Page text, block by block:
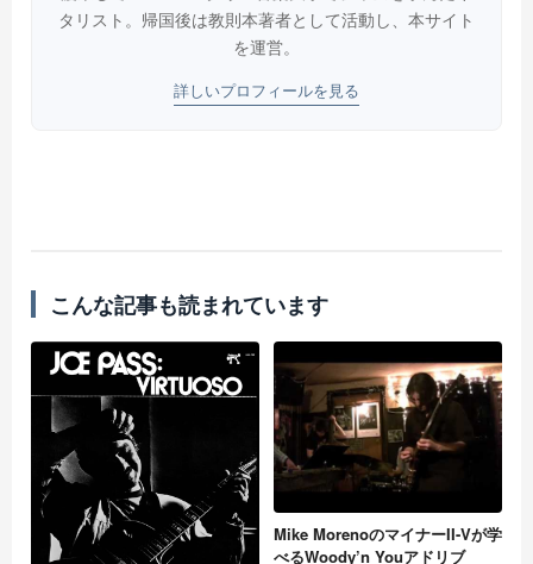
タリスト。帰国後は教則本著者として活動し、本サイト
を運営。
詳しいプロフィールを見る
こんな記事も読まれています
Mike MorenoのマイナーII-Vが学
べるWoody’n Youアドリブ